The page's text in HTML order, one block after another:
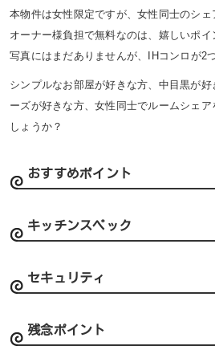
本物件は女性限定ですが、女性同士のシ
オーナー様負担で無料なのは、嬉しいポイ
写真にはまだありませんが、IHコンロが2
シンプルなお部屋が好きな方、中目黒が
ーズが好きな方、女性同士でルームシェ
しょうか？
おすすめポイント
キッチンスペック
セキュリティ
残念ポイント